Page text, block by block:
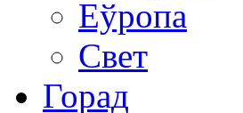
Еўропа
Свет
Горад